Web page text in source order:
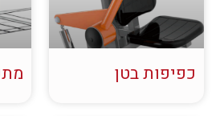
כפיפות בטן